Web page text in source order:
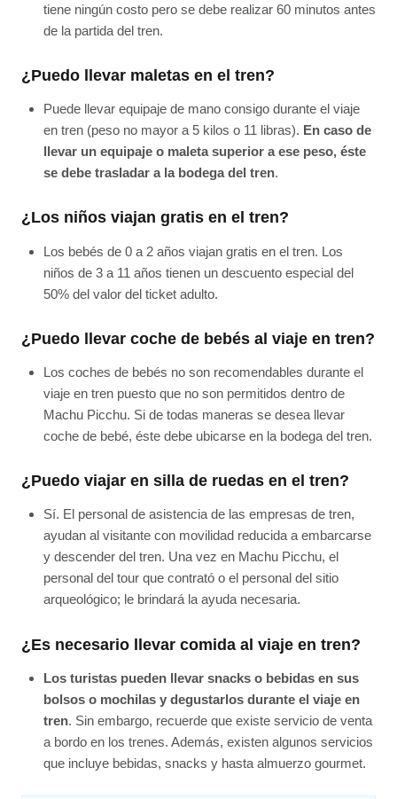
tiene ningún costo pero se debe realizar 60 minutos antes
de la partida del tren.
¿Puedo llevar maletas en el tren?
Puede llevar equipaje de mano consigo durante el viaje
en tren (peso no mayor a 5 kilos o 11 libras). En caso de
llevar un equipaje o maleta superior a ese peso, éste
se debe trasladar a la bodega del tren.
¿Los niños viajan gratis en el tren?
Los bebés de 0 a 2 años viajan gratis en el tren. Los
niños de 3 a 11 años tienen un descuento especial del
50% del valor del ticket adulto.
¿Puedo llevar coche de bebés al viaje en tren?
Los coches de bebés no son recomendables durante el
viaje en tren puesto que no son permitidos dentro de
Machu Picchu. Si de todas maneras se desea llevar
coche de bebé, éste debe ubicarse en la bodega del tren.
¿Puedo viajar en silla de ruedas en el tren?
Sí. El personal de asistencia de las empresas de tren,
ayudan al visitante con movilidad reducida a embarcarse
y descender del tren. Una vez en Machu Picchu, el
personal del tour que contrató o el personal del sitio
arqueológico; le brindará la ayuda necesaria.
¿Es necesario llevar comida al viaje en tren?
Los turistas pueden llevar snacks o bebidas en sus
bolsos o mochilas y degustarlos durante el viaje en
tren. Sin embargo, recuerde que existe servicio de venta
a bordo en los trenes. Además, existen algunos servicios
que incluye bebidas, snacks y hasta almuerzo gourmet.